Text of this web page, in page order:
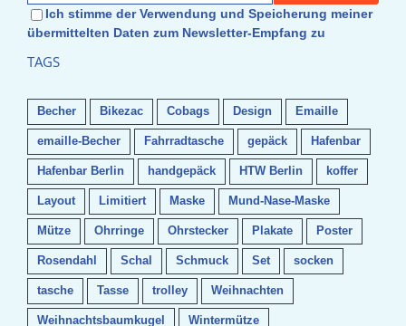
Ich stimme der Verwendung und Speicherung meiner
übermittelten Daten zum Newsletter-Empfang zu
TAGS
Becher Bikezac Cobags Design Emaille
emaille-Becher Fahrradtasche gepäck Hafenbar
Hafenbar Berlin handgepäck HTW Berlin koffer
Layout Limitiert Maske Mund-Nase-Maske
Mütze Ohrringe Ohrstecker Plakate Poster
Rosendahl Schal Schmuck Set socken
tasche Tasse trolley Weihnachten
Weihnachtsbaumkugel Wintermütze